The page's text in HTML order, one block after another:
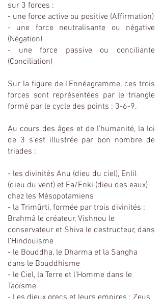
sur 3 forces :
- une force active ou positive (Affirmation)
- une force neutralisante ou négative
(Négation)
- une force passive ou conciliante
(Conciliation)
Sur la figure de l’Ennéagramme, ces trois
forces sont représentées par le triangle
formé par le cycle des points : 3-6-9.
Au cours des âges et de l’humanité, la loi
de 3 s’est illustrée par bon nombre de
triades :
- les divinités Anu (dieu du ciel), Enlil
(dieu du vent) et Ea/Enki (dieu des eaux)
chez les Mésopotamiens
- la Trimūrti, formée par trois divinités :
Brahmâ le créateur, Vishnou le
conservateur et Shiva le destructeur, dans
l’Hindouisme
- le Bouddha, le Dharma et la Sangha
dans le Bouddhisme
- le Ciel, la Terre et l’Homme dans le
Taoïsme